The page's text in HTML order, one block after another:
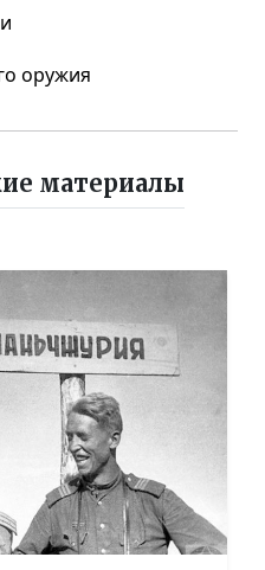
оружия
материалы